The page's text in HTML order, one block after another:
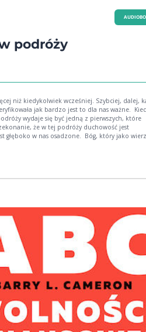
podróży
niż kiedykolwiek wcześniej. Szybciej, dalej,
jak bardzo jest to dla nas ważne. Kiedy
wydaje się być jedną z pierwszych, które
że w tej podróży duchowość jest
nas osadzone. Bóg, który jako wierzą
Chrześcijańskiej Północ.
misyjne i społeczne, głosi kazania, ale
oraz
organizując zarówno działania lokalne,
Białołęka, jak i globalne, takie jak praca
działania w świecie wirtualnym, organizowanie
na Elektronowej 10. Współpracuje z
oraz z wieloma osobami